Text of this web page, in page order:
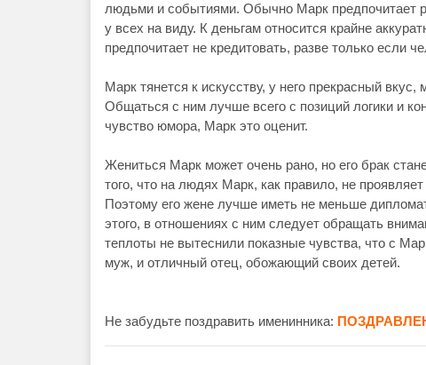
людьми и событиями. Обычно Марк предпочитает
у всех на виду. К деньгам относится крайне
предпочитает не кредитовать, разве только если
Марк тянется к искусству, у него прекрасный
Общаться с ним лучше всего с позиций логики и
чувство юмора, Марк это оценит.
Жениться Марк может очень рано, но его брак
того, что на людях Марк, как правило, не
Поэтому его жене лучше иметь не меньше
этого, в отношениях с ним следует обращать
теплоты не вытеснили показные чувства, что с
муж, и отличный отец, обожающий своих детей.
Не забудьте поздравить именинника: